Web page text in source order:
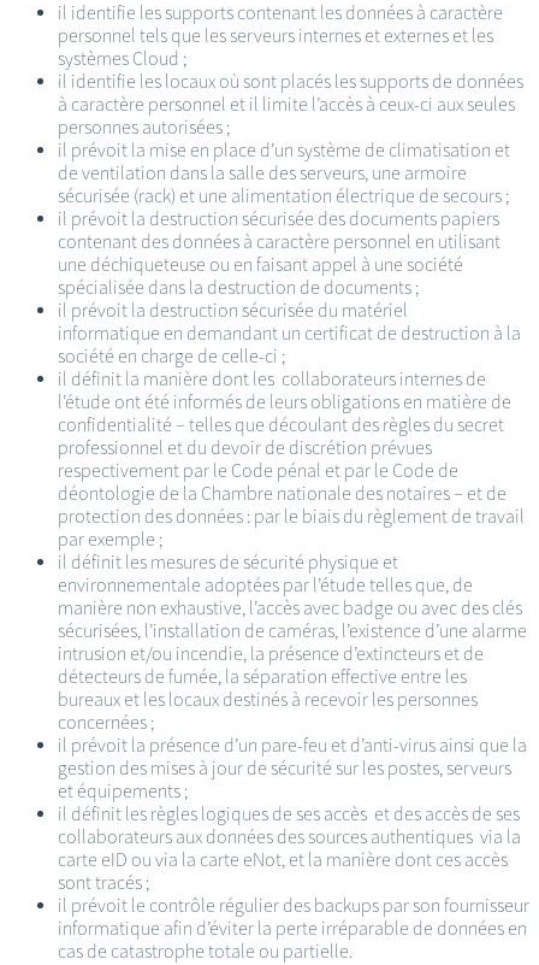
il identifie les supports contenant les données à caractère
personnel tels que les serveurs internes et externes et les
systèmes Cloud ;
il identifie les locaux où sont placés les supports de données
à caractère personnel et il limite l’accès à ceux-ci aux seules
personnes autorisées ;
il prévoit la mise en place d’un système de climatisation et
de ventilation dans la salle des serveurs, une armoire
sécurisée (rack) et une alimentation électrique de secours ;
il prévoit la destruction sécurisée des documents papiers
contenant des données à caractère personnel en utilisant
une déchiqueteuse ou en faisant appel à une société
spécialisée dans la destruction de documents ;
il prévoit la destruction sécurisée du matériel
informatique en demandant un certificat de destruction à la
société en charge de celle-ci ;
il définit la manière dont les collaborateurs internes de
l’étude ont été informés de leurs obligations en matière de
confidentialité – telles que découlant des règles du secret
professionnel et du devoir de discrétion prévues
respectivement par le Code pénal et par le Code de
déontologie de la Chambre nationale des notaires – et de
protection des données : par le biais du règlement de travail
par exemple ;
il définit les mesures de sécurité physique et
environnementale adoptées par l’étude telles que, de
manière non exhaustive, l’accès avec badge ou avec des clés
sécurisées, l’installation de caméras, l’existence d’une alarme
intrusion et/ou incendie, la présence d’extincteurs et de
détecteurs de fumée, la séparation effective entre les
bureaux et les locaux destinés à recevoir les personnes
concernées ;
il prévoit la présence d’un pare-feu et d’anti-virus ainsi que la
gestion des mises à jour de sécurité sur les postes, serveurs
et équipements ;
il définit les règles logiques de ses accès et des accès de ses
collaborateurs aux données des sources authentiques via la
carte eID ou via la carte eNot, et la manière dont ces accès
sont tracés ;
il prévoit le contrôle régulier des backups par son fournisseur
informatique afin d’éviter la perte irréparable de données en
cas de catastrophe totale ou partielle.